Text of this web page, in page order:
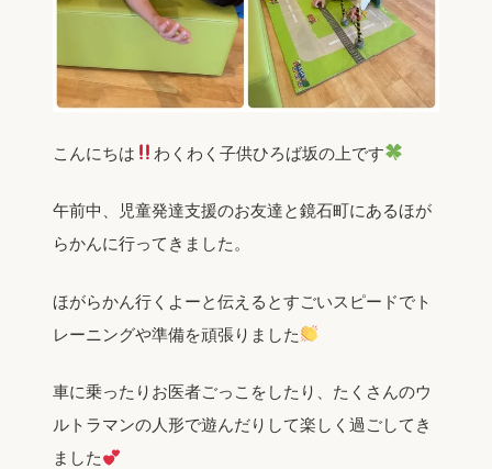
こんにちは わくわく子供ひろば坂の上です
午前中、児童発達支援のお友達と鏡石町にあるほが
らかんに行ってきました。
ほがらかん行くよーと伝えるとすごいスピードでト
レーニングや準備を頑張りました
車に乗ったりお医者ごっこをしたり、たくさんのウ
ルトラマンの人形で遊んだりして楽しく過ごしてき
ました